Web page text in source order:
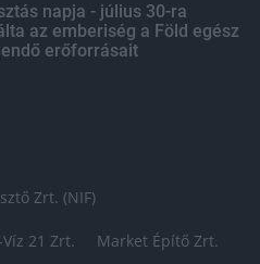
napja - július 30-ra
az emberiség a Föld egész
erőforrásait
Zrt. (NIF)
Víz 21 Zrt. Market Építő Zrt.